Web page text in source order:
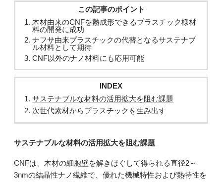
この記事のポイント
木材由来のCNFを熱成形できるプラスチック様材
料の開発に成功
ナフサ由来プラスチックの代替となるサステナブ
ル材料として期待
CNF以外のナノ材料にも応用可能
INDEX
サステナブルな材料の活用拡大を阻む課題
次世代素材からプラスチックを生み出す
サステナブルな材料の活用拡大を阻む課題
CNFは、木材の細胞壁を解きほぐして得られる直径2～
3nmの結晶性ナノ繊維で、優れた機械特性および熱特性を